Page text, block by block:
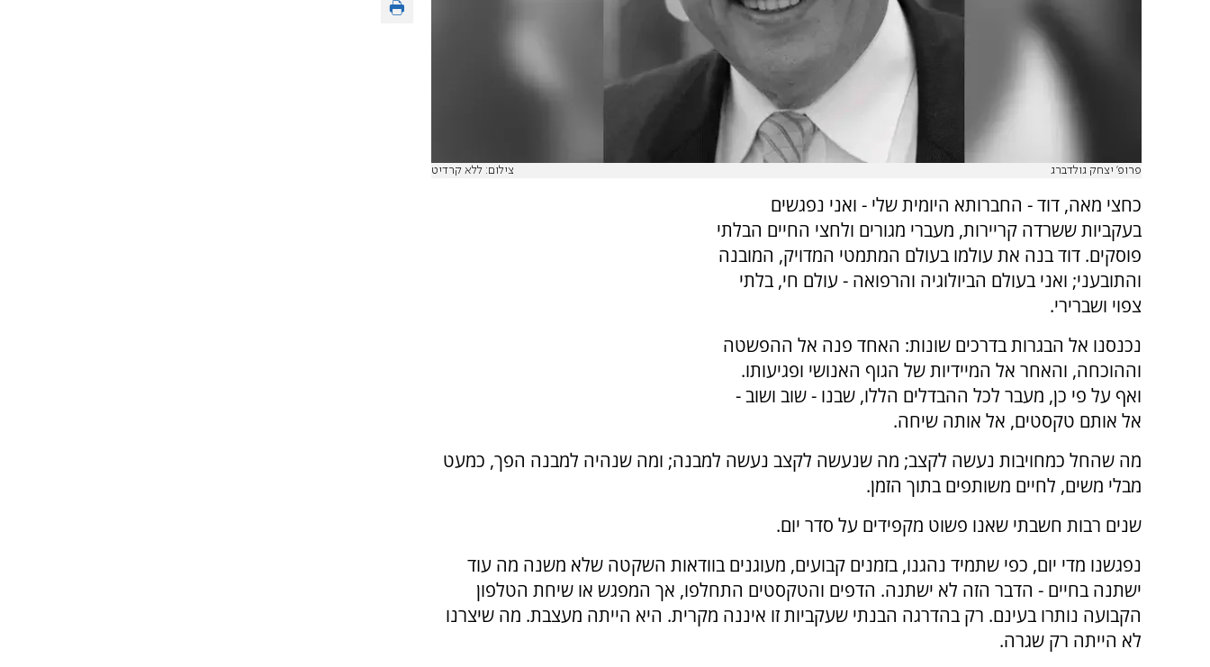
פרופ' יצחק גולדברג צילום: ללא קרדיט
כחצי מאה, דוד - החברותא היומית שלי - ואני נפגשים
בעקביות ששרדה קריירות, מעברי מגורים ולחצי החיים הבלתי
פוסקים. דוד בנה את עולמו בעולם המתמטי המדויק, המובנה
והתובעני; ואני בעולם הביולוגיה והרפואה - עולם חי, בלתי
צפוי ושברירי.
נכנסנו אל הבגרות בדרכים שונות: האחד פנה אל ההפשטה
וההוכחה, והאחר אל המיידיות של הגוף האנושי ופגיעותו.
ואף על פי כן, מעבר לכל ההבדלים הללו, שבנו - שוב ושוב -
אל אותם טקסטים, אל אותה שיחה.
מה שהחל כמחויבות נעשה לקצב; מה שנעשה לקצב נעשה למבנה; ומה שנהיה למבנה הפך, כמעט
מבלי משים, לחיים משותפים בתוך הזמן.
שנים רבות חשבתי שאנו פשוט מקפידים על סדר יום.
נפגשנו מדי יום, כפי שתמיד נהגנו, בזמנים קבועים, מעוגנים בוודאות השקטה שלא משנה מה עוד
ישתנה בחיים - הדבר הזה לא ישתנה. הדפים והטקסטים התחלפו, אך המפגש או שיחת הטלפון
הקבועה נותרו בעינם. רק בהדרגה הבנתי שעקביות זו איננה מקרית. היא הייתה מעצבת. מה שיצרנו
לא הייתה רק שגרה.